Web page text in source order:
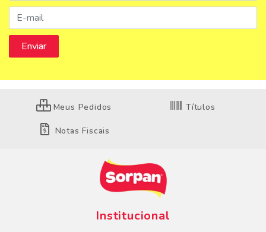
Meus Pedidos Títulos
Notas Fiscais
Institucional